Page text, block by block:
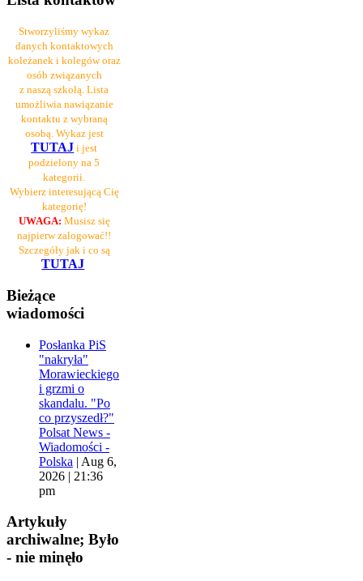
Stworzyliśmy wykaz
danych kontaktowych
koleżanek i kolegów oraz
osób związanych
z naszą szkołą. Lista
umożliwia nawiązanie
kontaktu z wybraną
osobą. Wykaz jest
TUTAJ i jest
podzielony na 5
kategorii.
Wybierz interesującą Cię
kategorię!
UWAGA: Musisz się
najpierw zalogować!!
Szczegóły jak i co są
TUTAJ
Bieżące
wiadomości
Posłanka PiS
"nakryła"
Morawieckiego
i grzmi o
skandalu. "Po
co przyszedł?"
Polsat News -
Wiadomości -
Polska | Aug 6,
2026 | 21:36
pm
Artykuły
archiwalne; Było
- nie minęło